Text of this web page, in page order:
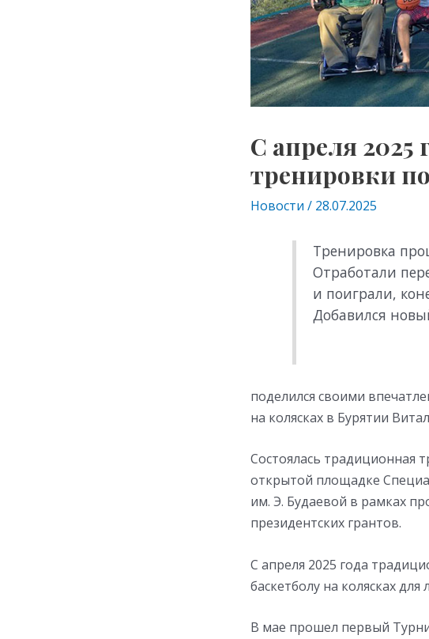
С апреля 2025
тренировки
Новости / 28.07.2025
Тренировка
Отработали
и поиграли,
Добавился
поделился своими
на колясках в Бурятии
Состоялась традиционная
открытой площадке
им. Э. Будаевой в рамках
президентских грантов.
С апреля 2025 года
баскетболу на колясках
В мае прошел первый